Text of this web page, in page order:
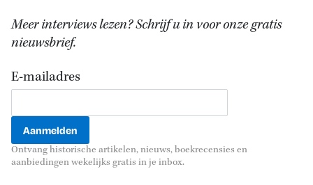
Meer interviews lezen? Schrijf u in voor onze gratis
nieuwsbrief.
E-mailadres
Ontvang historische artikelen, nieuws, boekrecensies en
aanbiedingen wekelijks gratis in je inbox.